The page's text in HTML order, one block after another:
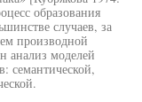
образования
случаев, за
производной
анализ моделей
семантической,